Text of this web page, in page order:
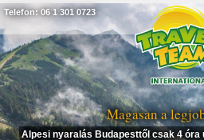
Magasan a
Alpesi nyaralás Budapesttől csak 4 óra
Telefon: 06 1 301 0723